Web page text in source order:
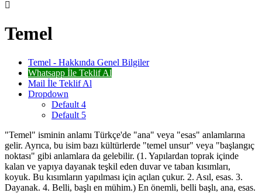
Temel
Temel - Hakkında Genel Bilgiler
Whatsapp İle Teklif Al
Mail İle Teklif Al
Dropdown
Default 4
Default 5
"Temel" isminin anlamı Türkçe'de "ana" veya "esas" anlamlarına
gelir. Ayrıca, bu isim bazı kültürlerde "temel unsur" veya "başlangıç
noktası" gibi anlamlara da gelebilir. (1. Yapılardan toprak içinde
kalan ve yapıya dayanak teşkil eden duvar ve taban kısımları,
koyuk. Bu kısımların yapılması için açılan çukur. 2. Asıl, esas. 3.
Dayanak. 4. Belli, başlı en mühim.) En önemli, belli başlı, ana, esas.